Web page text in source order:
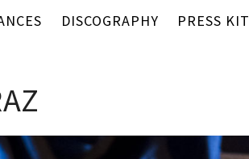
DISCOGRAPHY PRESS KIT